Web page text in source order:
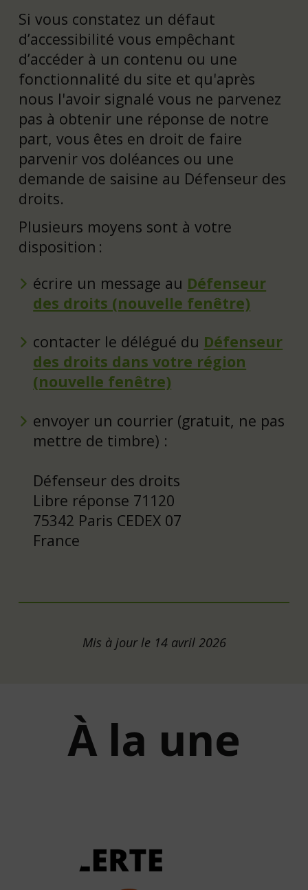
Si vous constatez un défaut
d’accessibilité vous empêchant
d’accéder à un contenu ou une
fonctionnalité du site et qu'après
nous l'avoir signalé vous ne parvenez
pas à obtenir une réponse de notre
part, vous êtes en droit de faire
parvenir vos doléances ou une
demande de saisine au Défenseur des
droits.
Plusieurs moyens sont à votre
disposition :
écrire un message au Défenseur
des droits (nouvelle fenêtre)
contacter le délégué du Défenseur
des droits dans votre région
(nouvelle fenêtre)
envoyer un courrier (gratuit, ne pas
mettre de timbre) :
Défenseur des droits
Libre réponse 71120
75342 Paris CEDEX 07
France
Mis à jour le 14 avril 2026
À la une